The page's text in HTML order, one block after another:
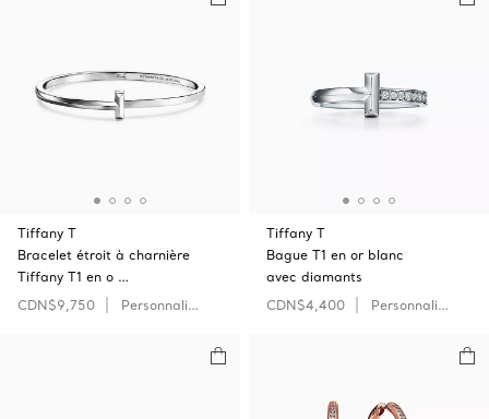
Tiffany T
Bracelet étroit à charnière
Tiffany T1 en o …
CDN$9,750
Personnaliser
Tiffany T
Bague T1 en or blanc
avec diamants
CDN$4,400
Personnaliser